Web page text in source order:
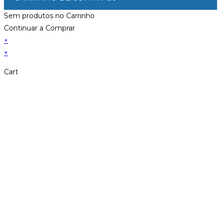
Sem produtos no Carrinho
Continuar a Comprar
×
×
Cart